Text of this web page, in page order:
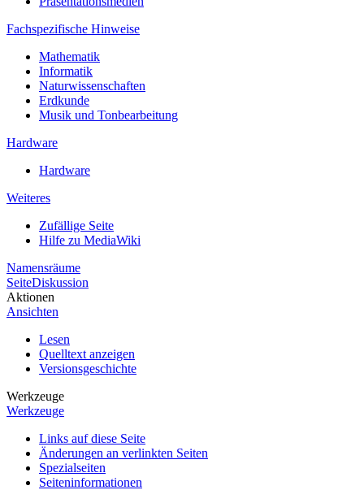
Fachspezifische Hinweise
Mathematik
Informatik
Naturwissenschaften
Erdkunde
Musik und Tonbearbeitung
Hardware
Hardware
Weiteres
Zufällige Seite
Hilfe zu MediaWiki
Namensräume
SeiteDiskussion
Aktionen
Ansichten
Lesen
Quelltext anzeigen
Versionsgeschichte
Werkzeuge
Werkzeuge
Links auf diese Seite
Änderungen an verlinkten Seiten
Spezialseiten
Seiten­­informationen